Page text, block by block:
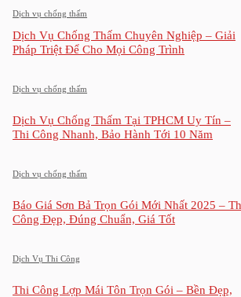
Dịch vụ chống thấm
Dịch Vụ Chống Thấm Chuyên Nghiệp – Giải
Pháp Triệt Để Cho Mọi Công Trình
Dịch vụ chống thấm
Dịch Vụ Chống Thấm Tại TPHCM Uy Tín –
Thi Công Nhanh, Bảo Hành Tới 10 Năm
Dịch vụ chống thấm
Báo Giá Sơn Bả Trọn Gói Mới Nhất 2025 –
Công Đẹp, Đúng Chuẩn, Giá Tốt
Dịch Vụ Thi Công
Thi Công Lợp Mái Tôn Trọn Gói – Bền Đẹp,